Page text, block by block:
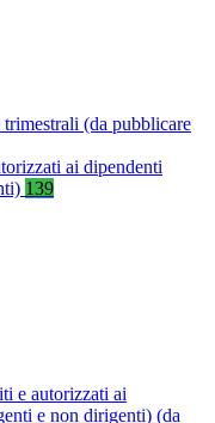
trimestrali (da pubblicare
ai dipendenti
139
e autorizzati ai
e non dirigenti) (da